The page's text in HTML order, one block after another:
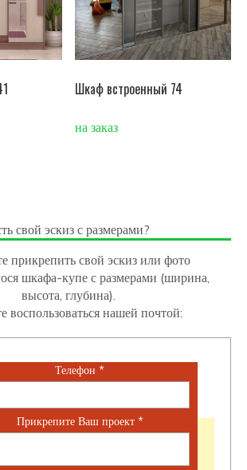
Шкаф встроенный 74
на заказ
свой эскиз с размерами?
прикрепить свой эскиз или фото
шкафа-купе с размерами (ширина,
высота, глубина).
воспользоваться нашей почтой:
Телефон *
Прикрепите Ваш проект *